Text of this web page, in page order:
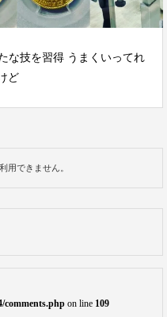
な技を習得 うまくいってれ
ど
用できません。
comments.php on line 109